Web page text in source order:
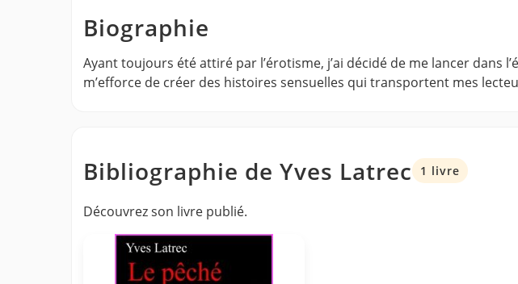
Biographie
Ayant toujours été attiré par l’érotisme, j’ai décidé de me lancer dans
m’efforce de créer des histoires sensuelles qui transportent mes
Bibliographie de Yves Latrec 1 livre
Découvrez son livre publié.